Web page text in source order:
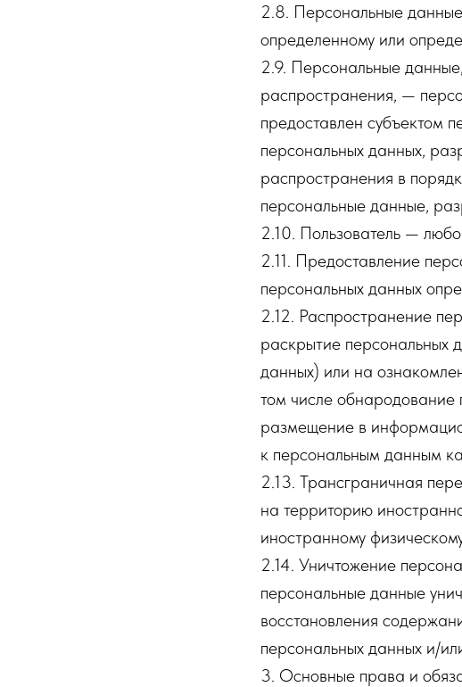
2.8. Персональные
определенному или
2.9. Персональные
распространения, —
предоставлен субъектом
персональных данных,
распространения в
персональные данные,
2.10. Пользователь —
2.11. Предоставление
персональных данных
2.12. Распространение
раскрытие персональных
данных) или на
том числе
размещение в
к персональным данным
2.13. Трансграничная
на территорию
иностранному
2.14. Уничтожение
персональные данные
восстановления
персональных данных и/
3. Основные права и